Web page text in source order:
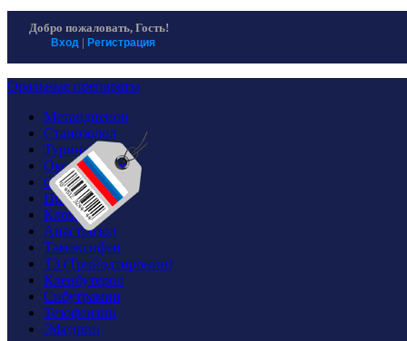
Homosteron магазин спортивной фармакологии
Хомостерон официальный сайт
Добро пожаловать, Гость!
Вход| Регистрация
Оральные препараты
Метандиенон
Станозолол
Туринабол
Оксандролон
Оксиметолон
Провирон
Кломид
Анастрозол
Тамоксифен
T3 (Трийодтиронин)
Кленбутерол
Сибутрамин
Тезофензин
Эфедрин